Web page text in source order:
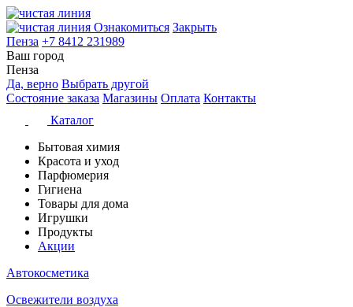
Ознакомиться Закрыть
Пенза +7 8412 231989
Ваш город
Пенза
Да, верно Выбрать другой
Состояние заказа Магазины Оплата Контакты
Каталог
Бытовая химия
Красота и уход
Парфюмерия
Гигиена
Товары для дома
Игрушки
Продукты
Акции
Автокосметика
Освежители воздуха